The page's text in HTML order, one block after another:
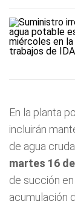
En la planta
incluirán
de agua
martes 16
de succión
acumulación